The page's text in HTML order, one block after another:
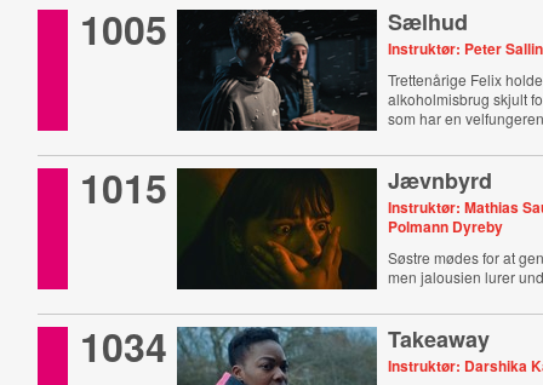
1005 Sælhud
Instruktør: Peter
Trettenårige Felix
alkoholmisbrug skjult
som har en
1015 Jævnbyrd
Instruktør: Mathias
Polmann Dyreby
Søstre mødes for at
men jalousien lurer
1034 Takeaway
Instruktør: Darshika